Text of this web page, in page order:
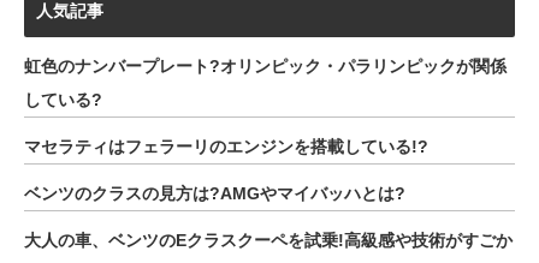
人気記事
虹色のナンバープレート?オリンピック・パラリンピックが関係
している?
マセラティはフェラーリのエンジンを搭載している!?
ベンツのクラスの見方は?AMGやマイバッハとは?
大人の車、ベンツのEクラスクーペを試乗!高級感や技術がすごか